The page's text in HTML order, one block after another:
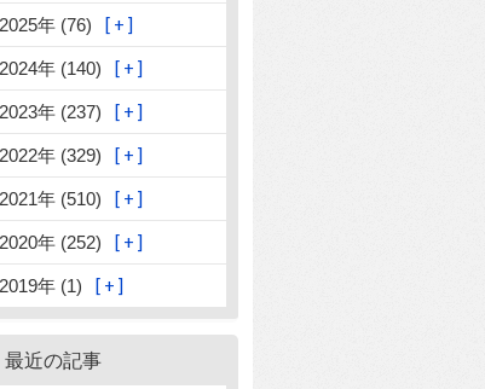
2025年 (76)
2024年 (140)
2023年 (237)
2022年 (329)
2021年 (510)
2020年 (252)
2019年 (1)
最近の記事